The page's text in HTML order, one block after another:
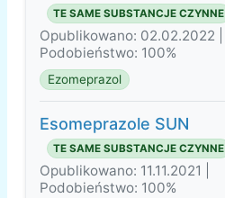
TE SAME SUBSTANCJE CZYNNE
Opublikowano: 02.02.2022 |
Podobieństwo: 100%
Ezomeprazol
Esomeprazole SUN
TE SAME SUBSTANCJE CZYNNE
Opublikowano: 11.11.2021 |
Podobieństwo: 100%